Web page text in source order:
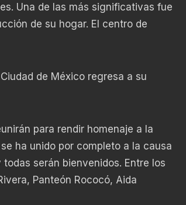
Una de las más significativas fue
de su hogar. El centro de
de México regresa a su
para rendir homenaje a la
ha unido por completo a la causa
serán bienvenidos. Entre los
Panteón Rococó, Aida